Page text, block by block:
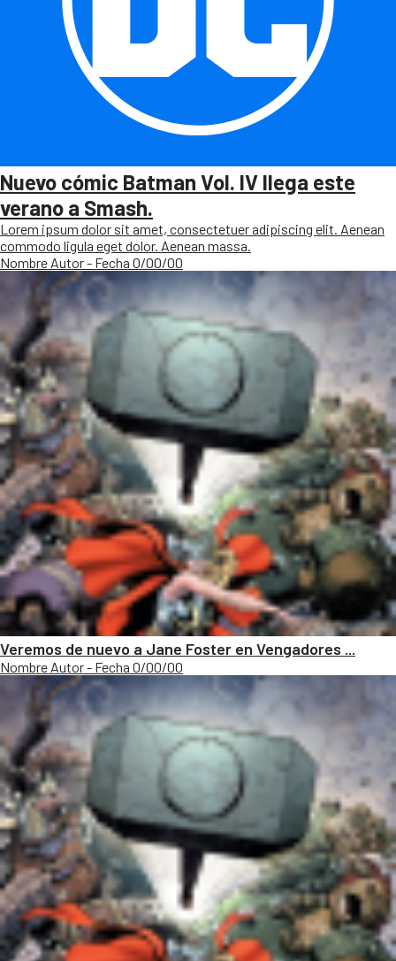
Nuevo cómic Batman Vol. IV llega este
verano a Smash.
Lorem ipsum dolor sit amet, consectetuer adipiscing elit. Aenean
commodo ligula eget dolor. Aenean massa.
Nombre Autor - Fecha 0/00/00
Veremos de nuevo a Jane Foster en Vengadores ...
Nombre Autor - Fecha 0/00/00